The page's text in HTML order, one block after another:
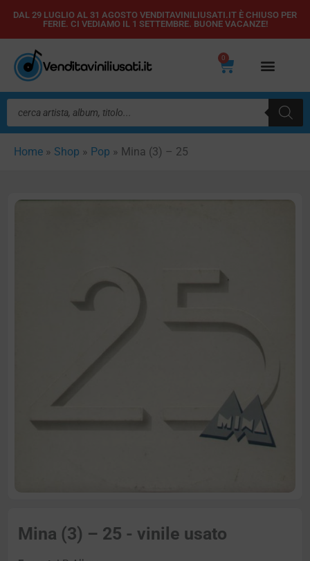
Vai
contenuto
DAL 29 LUGLIO AL 31 AGOSTO VENDITAVINILIUSATI.IT È CHIUSO PER
FERIE. CI VEDIAMO IL 1 SETTEMBRE. BUONE VACANZE!
0
Carrello
Ricerca
prodotti
Home » Shop » Pop » Mina (3) – 25
Mina (3) – 25 - vinile usato